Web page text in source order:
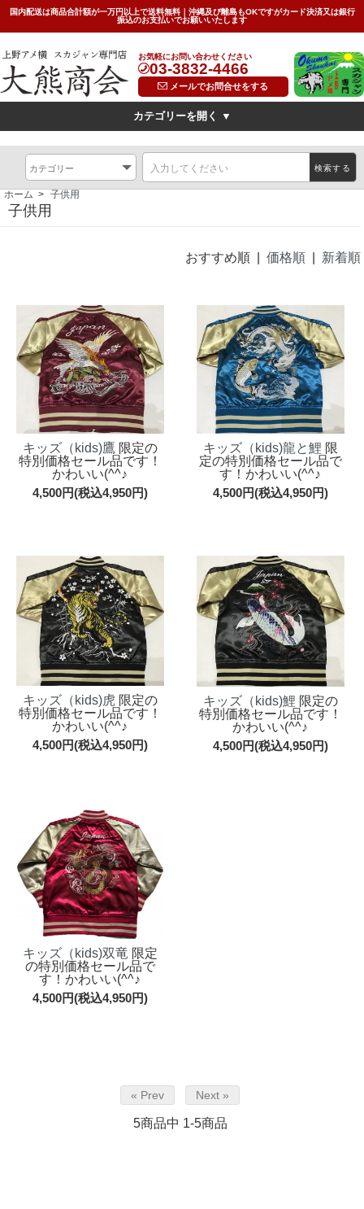
国内配送は商品合計額が一万円以上で送料無料｜沖縄及び離島もOKですがカード決済又は銀行
振込のお支払いでお願いいたします
お気軽にお問い合わせください
03-3832-4466
メールでお問合せをする
カテゴリーを開く ▼
横振刺繍(Hand Embroidered Sukajan)
無地(plain)
その他の柄(others)
限定特価スカジャン(インポートモデル/import model)
リバーシブル(reversible) 薄手（light)
サイズ表(Size Chart) お問い合わせ(Contact Us)
検索する
ホーム > 子供用
子供用
おすすめ順 | 価格順| 新着順
キッズ（kids)鷹 限定の
特別価格セール品です！
かわいい(^^♪
4,500円(税込4,950円)
キッズ（kids)龍と鯉 限
定の特別価格セール品で
す！かわいい(^^♪
4,500円(税込4,950円)
キッズ（kids)虎 限定の
特別価格セール品です！
かわいい(^^♪
4,500円(税込4,950円)
キッズ（kids)鯉 限定の
特別価格セール品です！
かわいい(^^♪
4,500円(税込4,950円)
キッズ（kids)双竜 限定
の特別価格セール品で
す！かわいい(^^♪
4,500円(税込4,950円)
« Prev Next »
5商品中 1-5商品